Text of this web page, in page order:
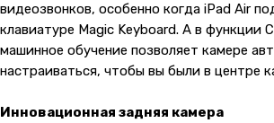
видеозвонков, особенно когда iPad Air
клавиатуре Magic Keyboard. А в функции
машинное обучение позволяет камере
настраиваться, чтобы вы были в центре
Инновационная задняя камера